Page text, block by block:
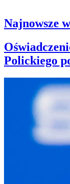
Najnowsze
Polickiego